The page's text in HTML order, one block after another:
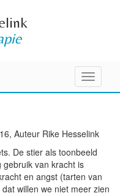
Toggle
Auteur Rike Hesselink
De stier als toonbeeld
van kracht is
en angst (tarten van
willen we niet meer zien